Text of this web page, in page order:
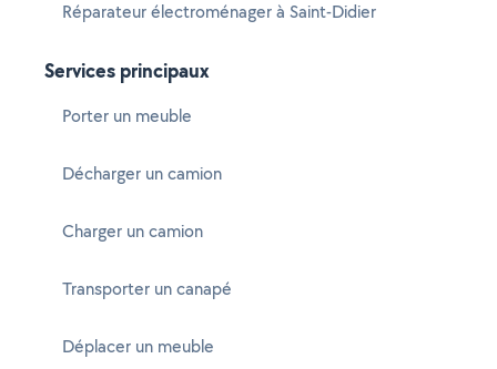
Réparateur électroménager à Saint-Didier
Services principaux
Porter un meuble
Décharger un camion
Charger un camion
Transporter un canapé
Déplacer un meuble